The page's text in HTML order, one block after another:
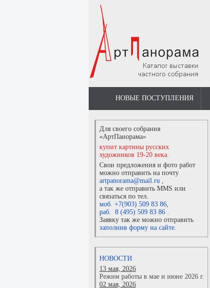
НОВЫЕ ПОСТУПЛЕНИЯ
Для своего собрания
«АртПанорама»
купит картины русских
художников 19-20 века.
Свои предложения и фото работ
можно отправить на почту
artpanorama@mail.ru ,
а так же отправить MMS или
связаться по тел.
моб. +7(903) 509 83 86,
раб. 8 (495) 509 83 86 .
Заявку так же можно отправить
заполнив форму на сайте.
НОВОСТИ
13 мая, 2026
Режим работы в мае и июне 2026 г.
02 мая, 2026